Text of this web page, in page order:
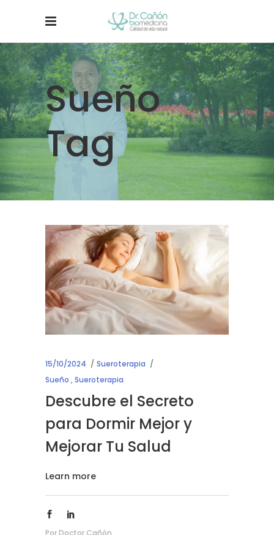
Sueño
Tag
15/10/2024
Sueroterapia
Sueño ,Sueroterapia
Descubre el Secreto
para Dormir Mejor y
Mejorar Tu Salud
Learn more
Por Doctor Cañón